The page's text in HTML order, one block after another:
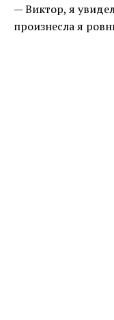
— Виктор, я
произнесла я